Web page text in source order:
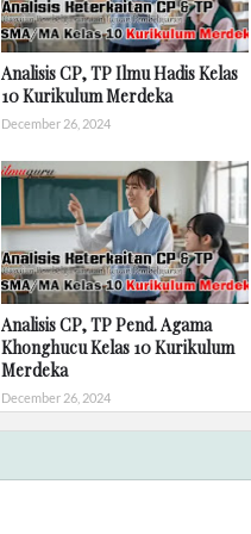
Analisis CP, TP Ilmu Hadis Kelas
10 Kurikulum Merdeka
December 26, 2024
Analisis CP, TP Pend. Agama
Khonghucu Kelas 10 Kurikulum
Merdeka
December 26, 2024